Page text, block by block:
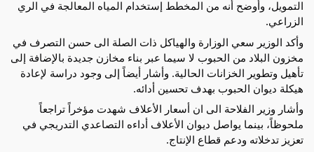
التمويل، وأوضح أنه من المخطط إستخدام المياه المعالجة في الري
الزراعي.
وأكد الوزير سعي الوزارة والهياكل ذات الصلة الى حسن التصرف في
مخزون البلاد من الحبوب لا سيما عبر بناء مخازن جديدة بالإضافة إلى
تأهيل وتطوير الخزانات الحالية. وأشار أيضاً إلى وجود دراسة لإعادة
هيكلة ديوان الحبوب بهدف تحسين أدائه.
وأشار وزير الفلاحة الى ان أسعار الأعلاف شهدت مؤخراً تراجعاً
ملحوظاً، بينما يواصل ديوان الأعلاف أداءه التصاعدي التدريجي في
تعزيز تدخلاته ودعم قطاع الإنتاج.